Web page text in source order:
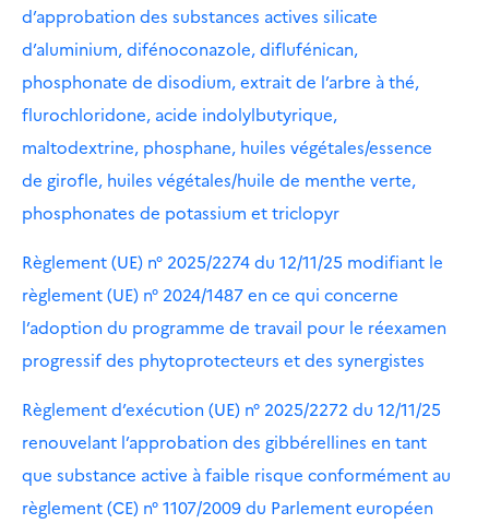
d’approbation des substances actives silicate
d’aluminium, difénoconazole, diflufénican,
phosphonate de disodium, extrait de l’arbre à thé,
flurochloridone, acide indolylbutyrique,
maltodextrine, phosphane, huiles végétales/essence
de girofle, huiles végétales/huile de menthe verte,
phosphonates de potassium et triclopyr
Règlement (UE) n° 2025/2274 du 12/11/25 modifiant le
règlement (UE) n° 2024/1487 en ce qui concerne
l’adoption du programme de travail pour le réexamen
progressif des phytoprotecteurs et des synergistes
Règlement d’exécution (UE) n° 2025/2272 du 12/11/25
renouvelant l’approbation des gibbérellines en tant
que substance active à faible risque conformément au
règlement (CE) n° 1107/2009 du Parlement européen